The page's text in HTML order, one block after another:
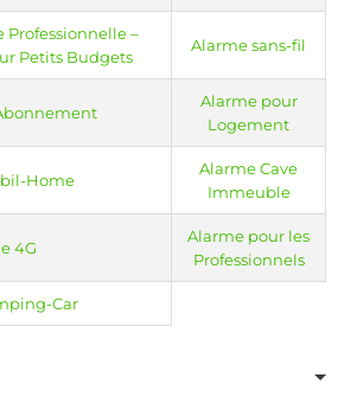
Professionnelle –
Petits Budgets
Alarme sans-fil
Alarme pour
Logement
Home
Alarme Cave
Immeuble
4G
Alarme pour les
Professionnels
Car